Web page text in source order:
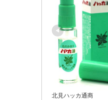
北見ハッカ通商